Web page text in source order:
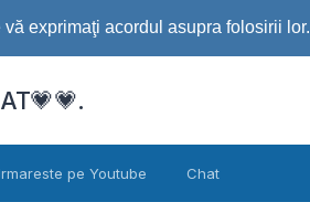
exprimaţi acordul asupra folosirii lor.
pe Youtube Chat